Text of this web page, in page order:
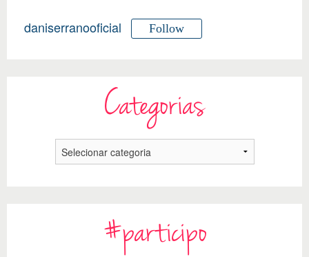
daniserranooficial Follow
Categorias
#participo